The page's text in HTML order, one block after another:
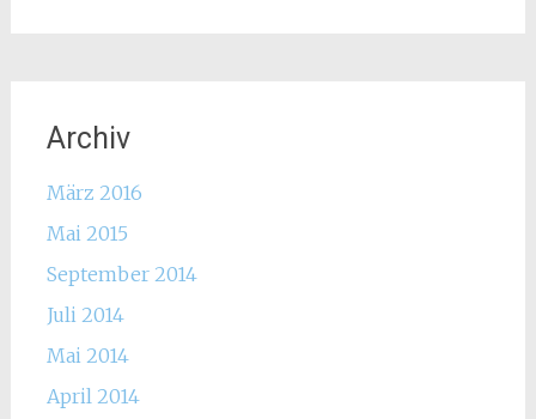
Archiv
März 2016
Mai 2015
September 2014
Juli 2014
Mai 2014
April 2014